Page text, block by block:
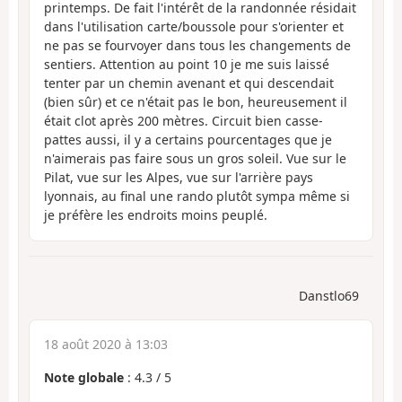
printemps. De fait l'intérêt de la randonnée résidait
dans l'utilisation carte/boussole pour s'orienter et
ne pas se fourvoyer dans tous les changements de
sentiers. Attention au point 10 je me suis laissé
tenter par un chemin avenant et qui descendait
(bien sûr) et ce n'était pas le bon, heureusement il
était clot après 200 mètres. Circuit bien casse-
pattes aussi, il y a certains pourcentages que je
n'aimerais pas faire sous un gros soleil. Vue sur le
Pilat, vue sur les Alpes, vue sur l'arrière pays
lyonnais, au final une rando plutôt sympa même si
je préfère les endroits moins peuplé.
Danstlo69
18 août 2020 à 13:03
Note globale : 4.3 / 5